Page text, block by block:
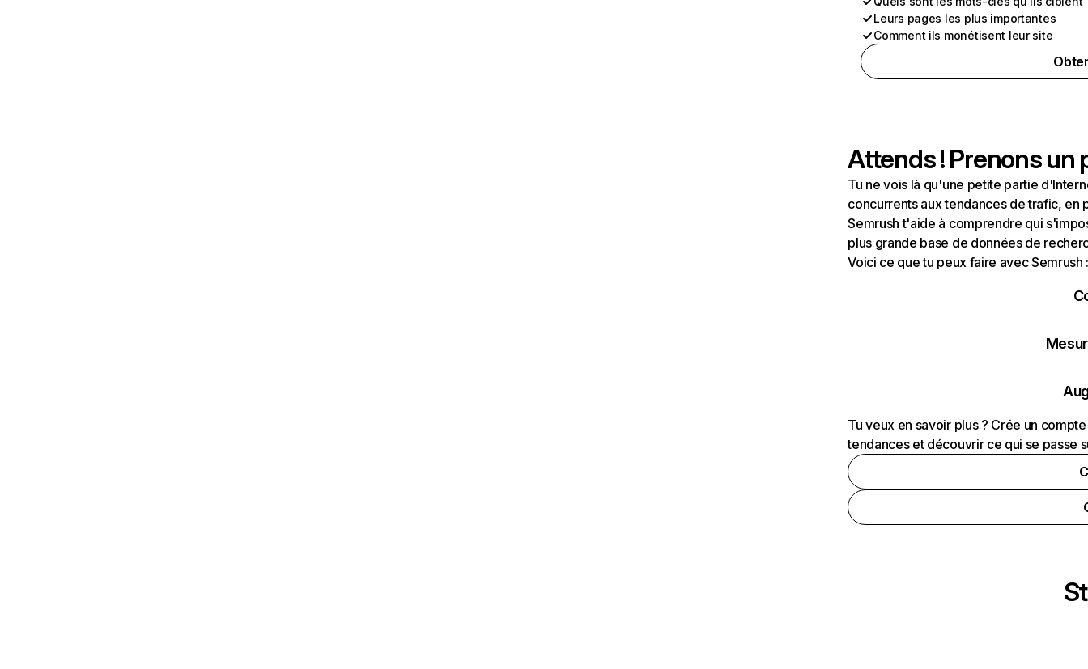
Leurs pages les plus importantes
Comment ils monétisent leur site
Attends ! Prenons un
Tu ne vois là qu'une petite partie
concurrents aux tendances de trafic, en
Semrush t'aide à comprendre qui
plus grande base de données de
Voici ce que tu peux faire avec Semrush
Tu veux en savoir plus ? Crée un
tendances et découvrir ce qui se passe